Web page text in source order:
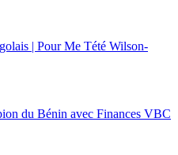
| Pour Me Tété Wilson-
du Bénin avec Finances VBC